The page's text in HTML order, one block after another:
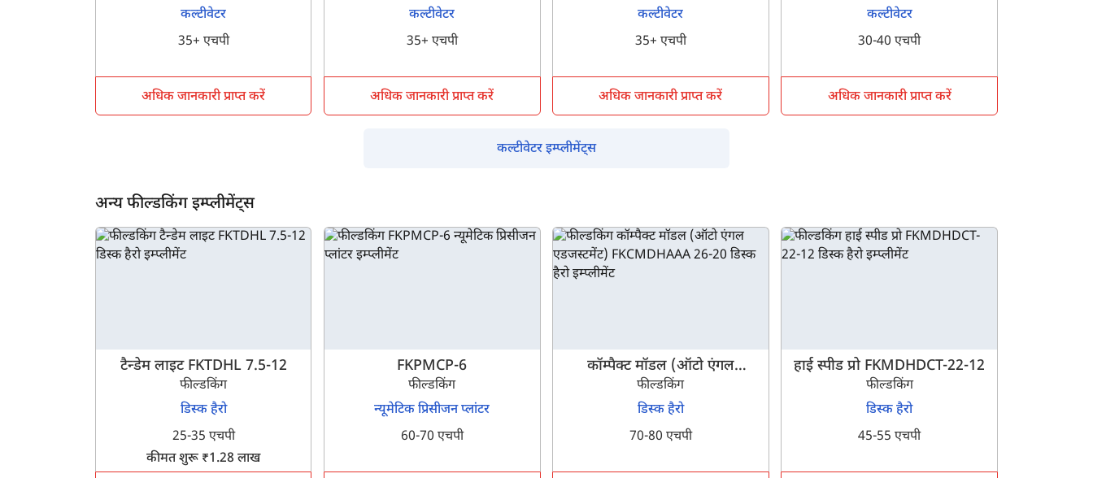
कल्टीवेटर
35+ एचपी
अधिक जानकारी प्राप्त करें
कल्टीवेटर
35+ एचपी
अधिक जानकारी प्राप्त करें
कल्टीवेटर
35+ एचपी
अधिक जानकारी प्राप्त करें
कल्टीवेटर
30-40 एचपी
अधिक जानकारी प्राप्त करें
कल्टीवेटर इम्प्लीमेंट्स
अन्य फील्डकिंग इम्प्लीमेंट्स
टैन्डेम लाइट FKTDHL 7.5-12
फील्डकिंग
डिस्क हैरो
25-35 एचपी
कीमत शुरू ₹1.28 लाख
FKPMCP-6
फील्डकिंग
न्यूमेटिक प्रिसीजन प्लांटर
60-70 एचपी
कॉम्पैक्ट मॉडल (ऑटो एंगल
एडजस्टमेंट) FKCMDHAAA 26-20
फील्डकिंग
डिस्क हैरो
70-80 एचपी
हाई स्पीड प्रो FKMDHDCT-22-12
फील्डकिंग
डिस्क हैरो
45-55 एचपी
हम आपकी किस प्रकार सहायता कर सकते हैं?
क्या आप बिना फॉर्म भरे जाना चाहते हैं?
इसे पूरा करने में 30 सेकंड से भी कम समय लगेगा।
नहीं, धन्यवाद हाँ, पूछताछ जारी रखें